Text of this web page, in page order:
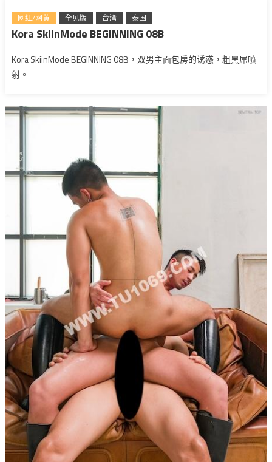
网红/网黄 全见版 台湾 泰国
Kora SkiinMode BEGINNING 08B
Kora SkiinMode BEGINNING 08B，双男主面包房的诱惑，粗黑屌喷
射。